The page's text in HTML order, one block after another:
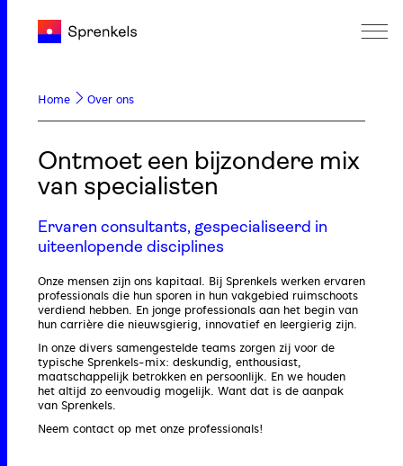
Home Over ons
Ontmoet een bijzondere mix
van specialisten
Ervaren consultants, gespecialiseerd in
uiteenlopende disciplines
Onze mensen zijn ons kapitaal. Bij Sprenkels werken ervaren
professionals die hun sporen in hun vakgebied ruimschoots
verdiend hebben. En jonge professionals aan het begin van
hun carrière die nieuwsgierig, innovatief en leergierig zijn.
In onze divers samengestelde teams zorgen zij voor de
typische Sprenkels-mix: deskundig, enthousiast,
maatschappelijk betrokken en persoonlijk. En we houden
het altijd zo eenvoudig mogelijk. Want dat is de aanpak
van Sprenkels.
Neem contact op met onze professionals!